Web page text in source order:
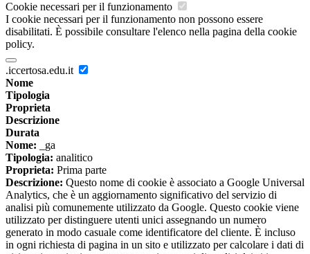
Cookie necessari per il funzionamento
I cookie necessari per il funzionamento non possono essere
disabilitati. È possibile consultare l'elenco nella pagina della cookie
policy.
.iccertosa.edu.it
Nome
Tipologia
Proprieta
Descrizione
Durata
Nome: _ga
Tipologia: analitico
Proprieta: Prima parte
Descrizione: Questo nome di cookie è associato a Google Universal
Analytics, che è un aggiornamento significativo del servizio di
analisi più comunemente utilizzato da Google. Questo cookie viene
utilizzato per distinguere utenti unici assegnando un numero
generato in modo casuale come identificatore del cliente. È incluso
in ogni richiesta di pagina in un sito e utilizzato per calcolare i dati di